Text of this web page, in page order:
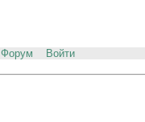
Форум Войти